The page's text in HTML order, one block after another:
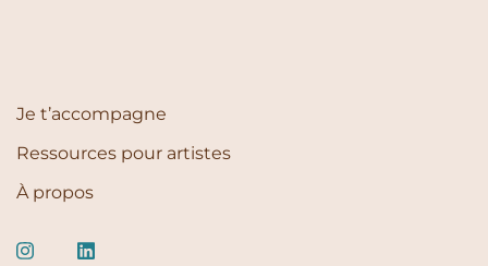
Je t’accompagne
Ressources pour artistes
À propos